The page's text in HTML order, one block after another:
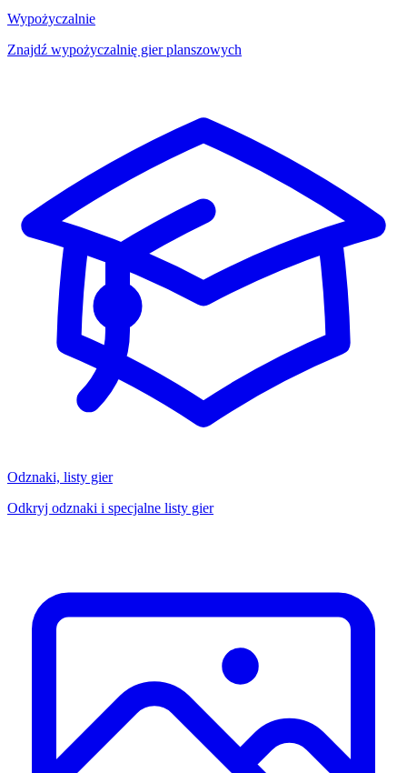
Wypożyczalnie
Znajdź wypożyczalnię gier planszowych
Odznaki, listy gier
Odkryj odznaki i specjalne listy gier